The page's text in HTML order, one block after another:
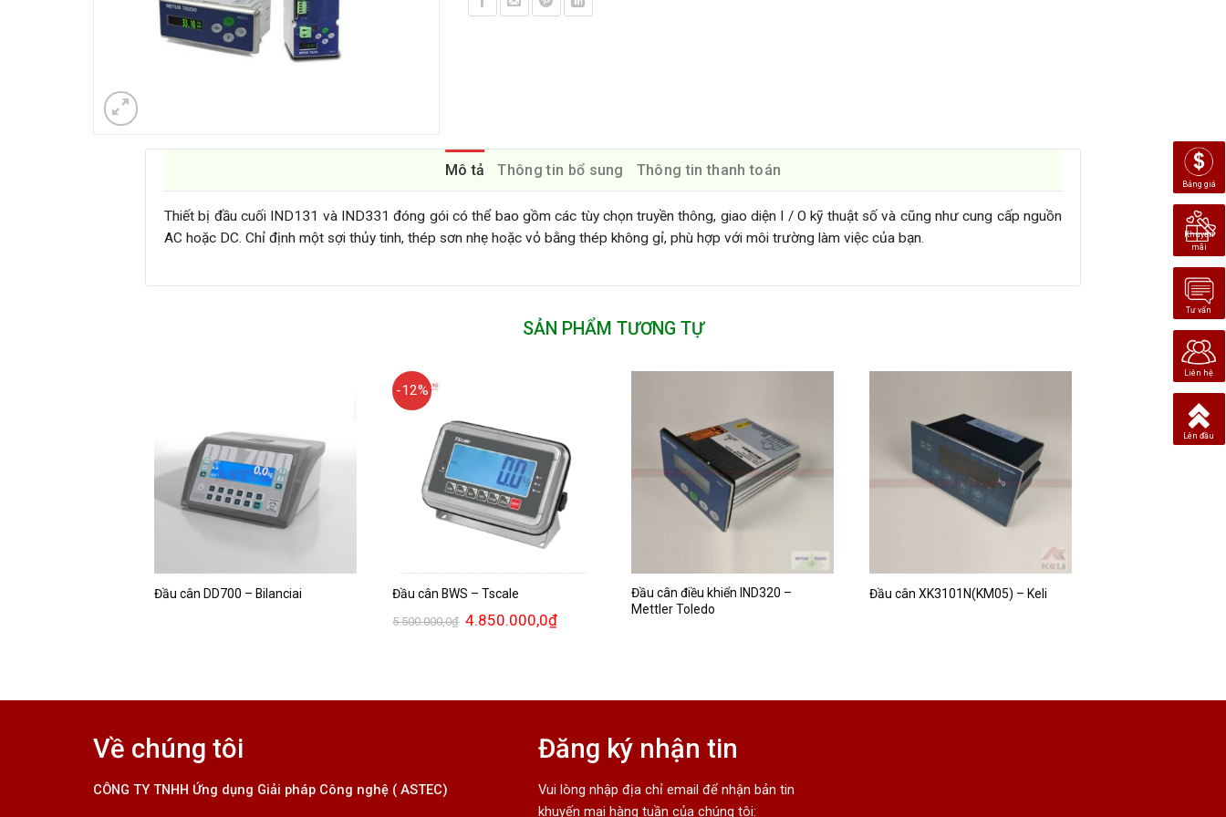
Mô tả Thông tin bổ sung Thông tin thanh toán
Thiết bị đầu cuối IND131 và IND331 đóng gói có thể bao gồm các tùy chọn truyền thông, giao diện I / O kỹ thuật số và cũng như cung cấp nguồn
AC hoặc DC. Chỉ định một sợi thủy tinh, thép sơn nhẹ hoặc vỏ bằng thép không gỉ, phù hợp với môi trường làm việc của bạn.
SẢN PHẨM TƯƠNG TỰ
Đầu cân DD700 – Bilanciai
-12%
Đầu cân BWS – Tscale
5.500.000,0₫ 4.850.000,0₫
Đầu cân điều khiển IND320 –
Mettler Toledo
Đầu cân XK3101N(KM05) – Keli
Về chúng tôi
CÔNG TY TNHH Ứng dụng Giải pháp Công nghệ ( ASTEC)
Đăng ký nhận tin
Vui lòng nhập địa chỉ email để nhận bản tin
khuyến mại hàng tuần của chúng tôi:
Bảng giá
Khuyến
mãi
Tư vấn
Liên hệ
Lên đầu